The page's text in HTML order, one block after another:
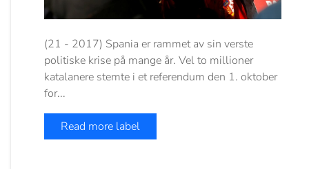
(21 - 2017) Spania er rammet av sin verste
politiske krise på mange år. Vel to millioner
katalanere stemte i et referendum den 1. oktober
for...
Read more label